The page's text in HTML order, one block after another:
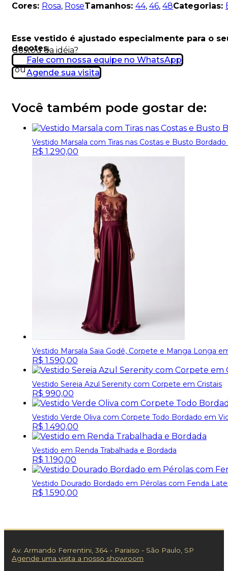
Cores: Rosa, RoseTamanhos: 44, 46, 48Categorias:
Esse vestido é ajustado especialmente para o
decotes.
Gostou da idéia?
Fale com nossa equipe no WhatsApp
ouAgende sua visita
Você também pode gostar de:
Vestido Marsala com Tiras nas Costas e Busto
R$ 1.290,00
Vestido Marsala Saia Godê, Corpete e Manga Longa
R$ 1.590,00
Vestido Sereia Azul Serenity com Corpete em Cristais
R$ 990,00
Vestido Verde Oliva com Corpete Todo Bordado em
R$ 1.490,00
Vestido em Renda Trabalhada e Bordada
R$ 1.190,00
Vestido Dourado Bordado em Pérolas com Fenda
R$ 1.590,00
Av. Armando Ferrentini, 364 - Paraiso - São Paulo, SP
Agende uma visita a nosso showroom